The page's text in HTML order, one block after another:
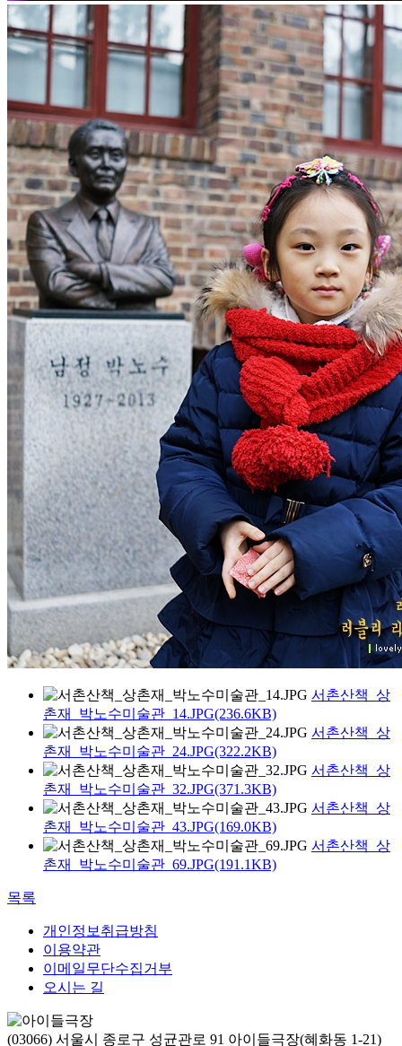
서촌산책_상
촌재_박노수미술관_14.JPG(236.6KB)
서촌산책_상
촌재_박노수미술관_24.JPG(322.2KB)
서촌산책_상
촌재_박노수미술관_32.JPG(371.3KB)
서촌산책_상
촌재_박노수미술관_43.JPG(169.0KB)
서촌산책_상
촌재_박노수미술관_69.JPG(191.1KB)
목록
개인정보취급방침
이용약관
이메일무단수집거부
오시는 길
(03066) 서울시 종로구 성균관로 91 아이들극장(혜화동 1-21)